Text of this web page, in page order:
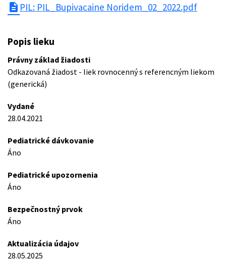
description PIL: PIL_Bupivacaine Noridem_02_2022.pdf
Popis lieku
Právny základ žiadosti
Odkazovaná žiadost - liek rovnocenný s referencným liekom
(generická)
Vydané
28.04.2021
Pediatrické dávkovanie
Áno
Pediatrické upozornenia
Áno
Bezpečnostný prvok
Áno
Aktualizácia údajov
28.05.2025